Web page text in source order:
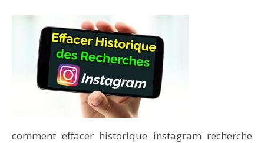
comment effacer historique instagram recherche